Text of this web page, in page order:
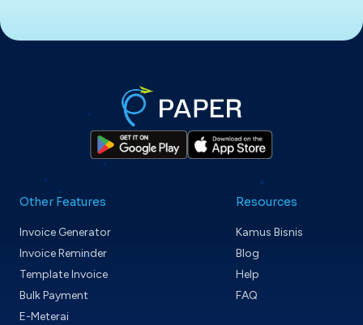
Other Features
Invoice Generator
Invoice Reminder
Template Invoice
Bulk Payment
E-Meterai
Resources
Kamus Bisnis
Blog
Help
FAQ